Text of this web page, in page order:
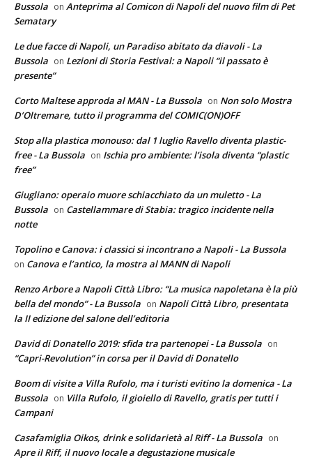
Bussola on Anteprima al Comicon di Napoli del nuovo film di Pet
Sematary
Le due facce di Napoli, un Paradiso abitato da diavoli - La
Bussola on Lezioni di Storia Festival: a Napoli “il passato è
presente”
Corto Maltese approda al MAN - La Bussola on Non solo Mostra
D’Oltremare, tutto il programma del COMIC(ON)OFF
Stop alla plastica monouso: dal 1 luglio Ravello diventa plastic-
free - La Bussola on Ischia pro ambiente: l’isola diventa “plastic
free”
Giugliano: operaio muore schiacchiato da un muletto - La
Bussola on Castellammare di Stabia: tragico incidente nella
notte
Topolino e Canova: i classici si incontrano a Napoli - La Bussola
on Canova e l’antico, la mostra al MANN di Napoli
Renzo Arbore a Napoli Città Libro: “La musica napoletana è la più
bella del mondo” - La Bussola on Napoli Città Libro, presentata
la II edizione del salone dell’editoria
David di Donatello 2019: sfida tra partenopei - La Bussola on
“Capri-Revolution” in corsa per il David di Donatello
Boom di visite a Villa Rufolo, ma i turisti evitino la domenica - La
Bussola on Villa Rufolo, il gioiello di Ravello, gratis per tutti i
Campani
Casafamiglia Oikos, drink e solidarietà al Riff - La Bussola on
Apre il Riff, il nuovo locale a degustazione musicale